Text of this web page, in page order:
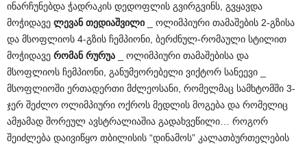
ინარჩუნებდა ჭადრაკის დედოფლის გვირგვინს, გვყავდა
მოჭიდავე ლევან თედიაშვილი _ ოლიმპიური თამაშების 2-გზისა
და მსოფლიოს 4-გზის ჩემპიონი, ბერძნულ-რომაული სტილით
მოჭიდავე რომან რურუა _ ოლიმპიური თამაშებისა და
მსოფლიოს ჩემპიონი, განუმეორებელი ვიქტორ სანეევი _
მსოფლიოში ერთადერთი მძლეოსანი, რომელმაც სამხტომში 3-
ჯერ შეძლო ოლიმპიური ოქროს მედლის მოგება და რომელიც
ამჟამად შორეულ ავსტრალიაშია გადახვეწილი… როგორ
შეიძლება დაივიწყო თბილისის “დინამოს” კალათბურთელების